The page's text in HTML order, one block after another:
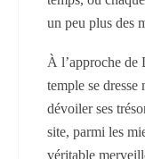
un peu plus des
À l’approche de
temple se dresse
dévoiler ses
site, parmi les
véritable